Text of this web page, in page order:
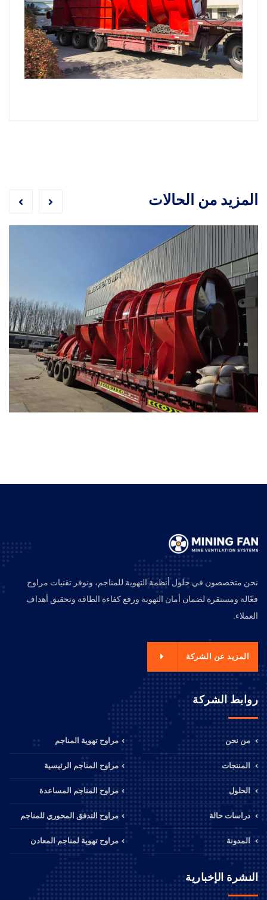
المزيد من الحالات
نحن متخصصون في حلول أنظمة التهوية للمناجم، ونوفر تقنيات مراوح
فعّالة ومستقرة لضمان أمان التهوية ورفع كفاءة الطاقة وتحقيق أهداف
العملاء.
المزيد عن الشركة
روابط الشركة
من نحن
المنتجات
الحلول
دراسات حالة
المدونة
مراوح تهوية المناجم
مراوح المناجم الرئيسية
مراوح المناجم المساعدة
مراوح التدفق المحوري للمناجم
مراوح تهوية لمناجم المعادن
النشرة الإخبارية